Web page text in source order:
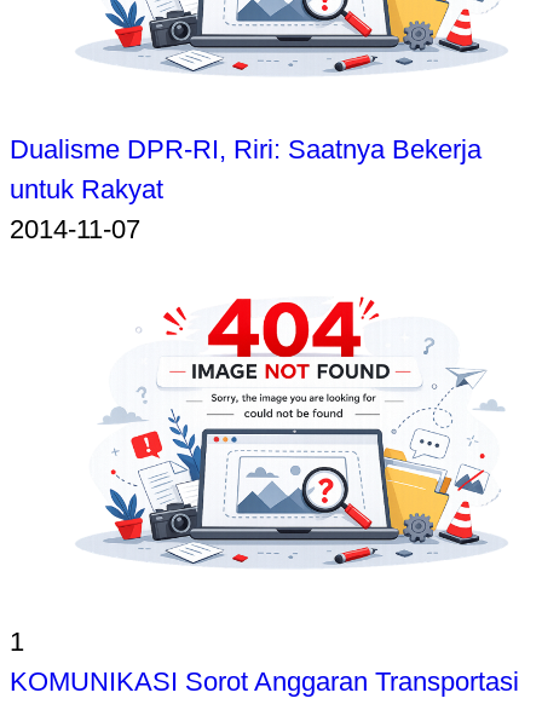
Dualisme DPR-RI, Riri: Saatnya Bekerja
untuk Rakyat
2014-11-07
1
KOMUNIKASI Sorot Anggaran Transportasi